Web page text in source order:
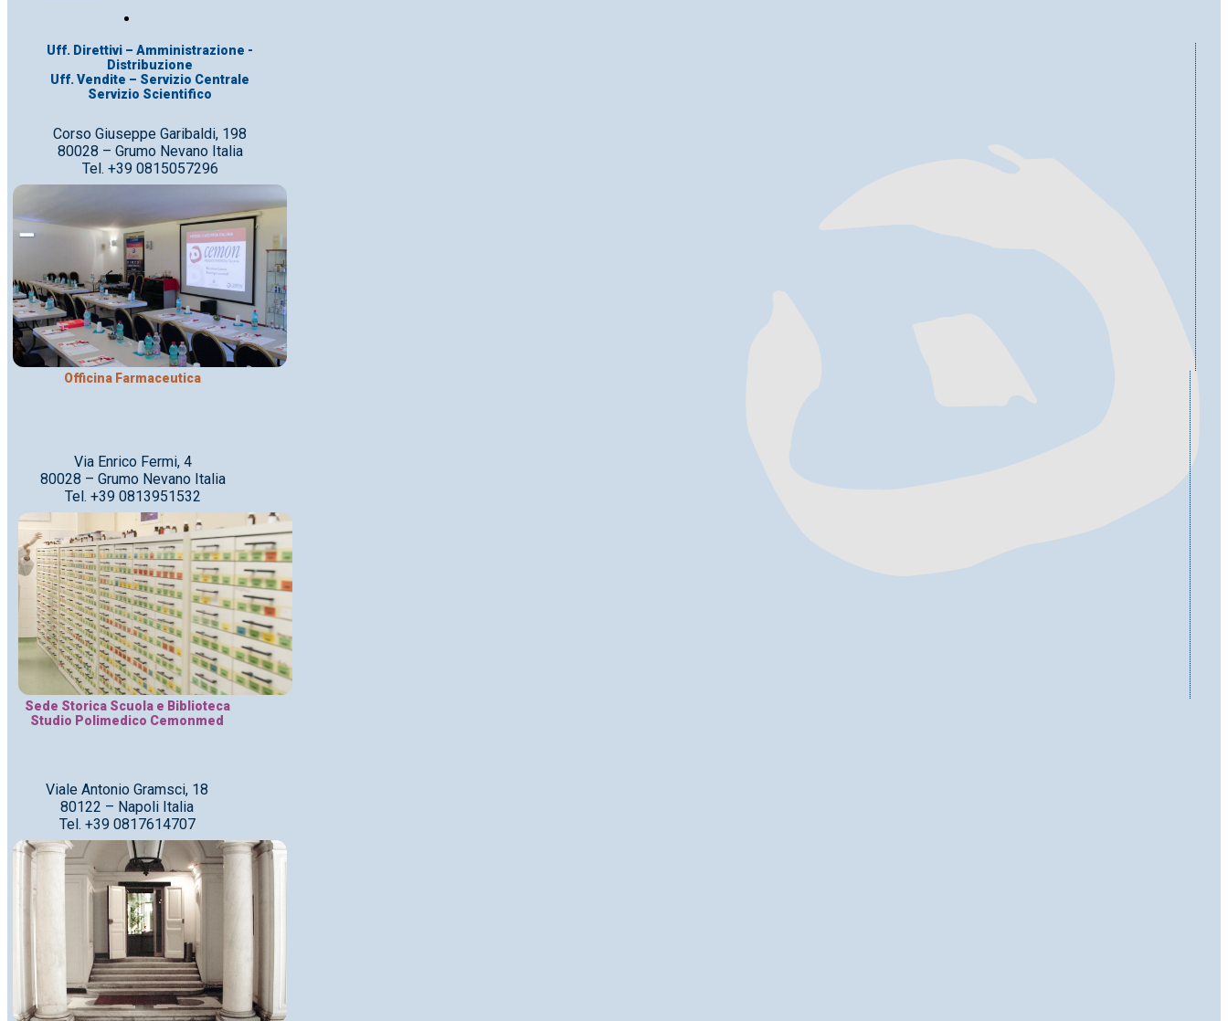
Uff. Direttivi – Amministrazione -
Distribuzione
Uff. Vendite – Servizio Centrale
Servizio Scientifico
Corso Giuseppe Garibaldi, 198
80028 – Grumo Nevano Italia
Tel. +39 0815057296
Officina Farmaceutica
Via Enrico Fermi, 4
80028 – Grumo Nevano Italia
Tel. +39 0813951532
Sede Storica Scuola e Biblioteca
Studio Polimedico Cemonmed
Viale Antonio Gramsci, 18
80122 – Napoli Italia
Tel. +39 0817614707